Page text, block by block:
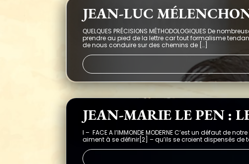
JEAN-LUC
QUELQUES PRÉCISIONS MÉTHODOLOGIQUES De
prendre au pied de la lettre car tout formalisme
de nous conduire sur des chemins de […]
JEAN-MARIE LE PEN :
I – FACE A l’IMMONDE MODERNE C’est un défaut
aiment à se définir[2] – qu’ils se croient dispensés de